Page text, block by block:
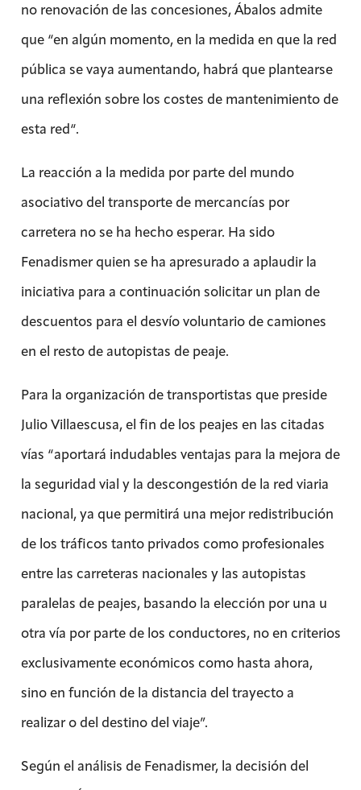
no renovación de las concesiones, Ábalos admite
que “en algún momento, en la medida en que la red
pública se vaya aumentando, habrá que plantearse
una reflexión sobre los costes de mantenimiento de
esta red“.
La reacción a la medida por parte del mundo
asociativo del transporte de mercancías por
carretera no se ha hecho esperar. Ha sido
Fenadismer quien se ha apresurado a aplaudir la
iniciativa para a continuación solicitar un plan de
descuentos para el desvío voluntario de camiones
en el resto de autopistas de peaje.
Para la organización de transportistas que preside
Julio Villaescusa, el fin de los peajes en las citadas
vías “aportará indudables ventajas para la mejora de
la seguridad vial y la descongestión de la red viaria
nacional, ya que permitirá una mejor redistribución
de los tráficos tanto privados como profesionales
entre las carreteras nacionales y las autopistas
paralelas de peajes, basando la elección por una u
otra vía por parte de los conductores, no en criterios
exclusivamente económicos como hasta ahora,
sino en función de la distancia del trayecto a
realizar o del destino del viaje”.
Según el análisis de Fenadismer, la decisión del